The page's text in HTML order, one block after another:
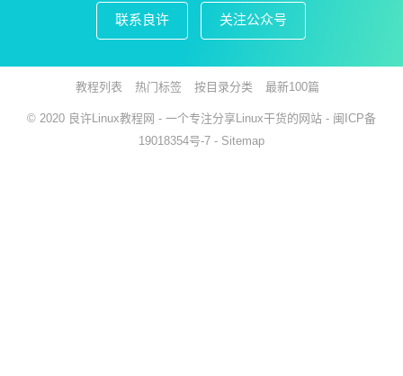
联系良许 关注公众号
教程列表 热门标签 按目录分类 最新100篇
© 2020 良许Linux教程网 - 一个专注分享Linux干货的网站 - 闽ICP备
19018354号-7 - Sitemap